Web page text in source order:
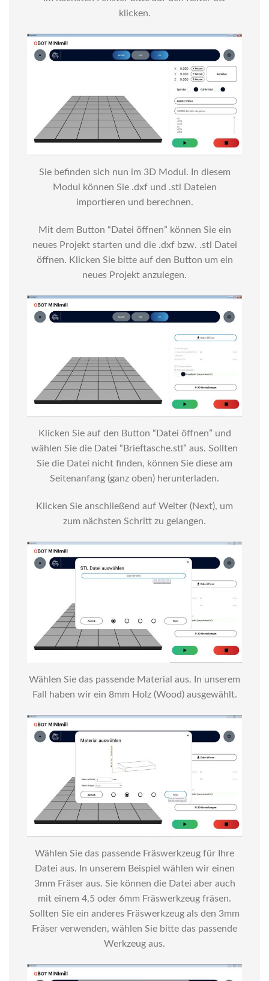
klicken.
Sie befinden sich nun im 3D Modul. In diesem
Modul können Sie .dxf und .stl Dateien
importieren und berechnen.
Mit dem Button “Datei öffnen” können Sie ein
neues Projekt starten und die .dxf bzw. .stl Datei
öffnen. Klicken Sie bitte auf den Button um ein
neues Projekt anzulegen.
Klicken Sie auf den Button “Datei öffnen” und
wählen Sie die Datei “Brieftasche.stl” aus. Sollten
Sie die Datei nicht finden, können Sie diese am
Seitenanfang (ganz oben) herunterladen.
Klicken Sie anschließend auf Weiter (Next), um
zum nächsten Schritt zu gelangen.
Wählen Sie das passende Material aus. In unserem
Fall haben wir ein 8mm Holz (Wood) ausgewählt.
Wählen Sie das passende Fräswerkzeug für Ihre
Datei aus. In unserem Beispiel wählen wir einen
3mm Fräser aus. Sie können die Datei aber auch
mit einem 4,5 oder 6mm Fräswerkzeug fräsen.
Sollten Sie ein anderes Fräswerkzeug als den 3mm
Fräser verwenden, wählen Sie bitte das passende
Werkzeug aus.